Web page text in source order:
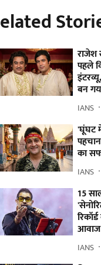
राजेश
पहले
बन
IANS
'घूंघट
का
IANS
15
आवाज
IANS